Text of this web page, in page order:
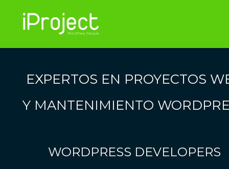
contenido
EXPERTOS EN PROYECTOS
Y MANTENIMIENTO
WORDPRESS DEVELOPERS